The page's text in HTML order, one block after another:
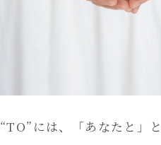
“TO”には、「あなたと」